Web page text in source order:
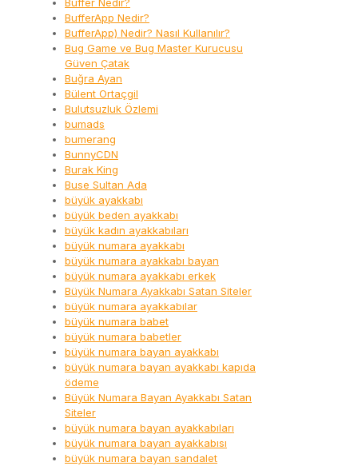
BufferApp Nedir?
BufferApp) Nedir? Nasıl Kullanılır?
Bug Game ve Bug Master Kurucusu
Güven Çatak
Buğra Ayan
Bülent Ortaçgil
Bulutsuzluk Özlemi
bumads
bumerang
BunnyCDN
Burak King
Buse Sultan Ada
büyük ayakkabı
büyük beden ayakkabı
büyük kadın ayakkabıları
büyük numara ayakkabı
büyük numara ayakkabı bayan
büyük numara ayakkabı erkek
Büyük Numara Ayakkabı Satan Siteler
büyük numara ayakkabılar
büyük numara babet
büyük numara babetler
büyük numara bayan ayakkabı
büyük numara bayan ayakkabı kapıda
ödeme
Büyük Numara Bayan Ayakkabı Satan
Siteler
büyük numara bayan ayakkabıları
büyük numara bayan ayakkabısı
büyük numara bayan sandalet